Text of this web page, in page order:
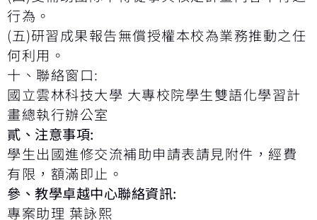
行為。
(五)研習成果報告無償授權本校為業務推動之任
何利用。
十、聯絡窗口:
國立雲林科技大學 大專校院學生雙語化學習計
畫總執行辦公室
貳、注意事項:
學生出國進修交流補助申請表請見附件，經費
有限，額滿即止。
參、教學卓越中心聯絡資訊:
專案助理 葉詠熙